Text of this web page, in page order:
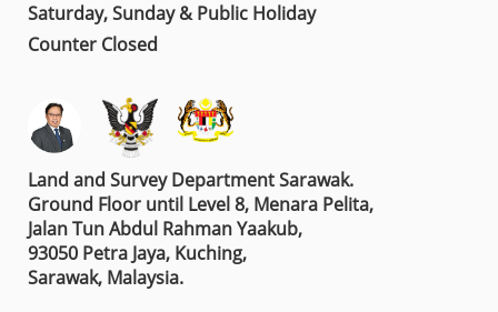
Saturday, Sunday & Public Holiday
Counter Closed
Land and Survey Department Sarawak.
Ground Floor until Level 8, Menara Pelita,
Jalan Tun Abdul Rahman Yaakub,
93050 Petra Jaya, Kuching,
Sarawak, Malaysia.